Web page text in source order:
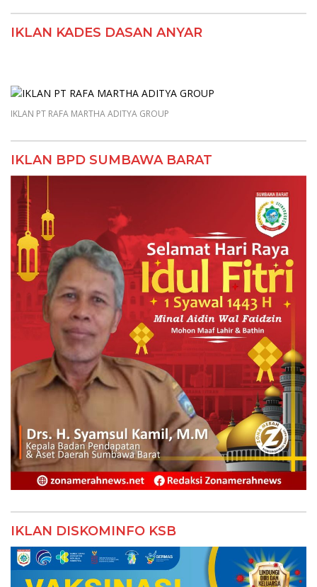
IKLAN KADES DASAN ANYAR
IKLAN PT RAFA MARTHA ADITYA GROUP
IKLAN BPD SUMBAWA BARAT
IKLAN DISKOMINFO KSB